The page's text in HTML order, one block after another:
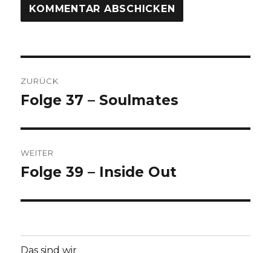
ZURÜCK
Vorheriger
Folge 37 – Soulmates
WEITER
Nächster
Folge 39 – Inside Out
Das sind wir